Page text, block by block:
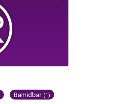
Bamidbar (1)